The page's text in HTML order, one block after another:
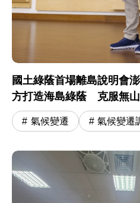
國土綠蔭首場離島說明會
方打造海島綠蔭 克服無
戰
氣候變遷 氣候變遷